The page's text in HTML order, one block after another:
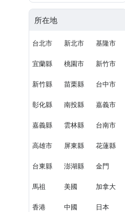
所在地
台北市 新北市 基隆市
宜蘭縣 桃園市 新竹市
新竹縣 苗栗縣 台中市
彰化縣 南投縣 嘉義市
嘉義縣 雲林縣 台南市
高雄市 屏東縣 花蓮縣
台東縣 澎湖縣 金門
馬祖 美國 加拿大
香港 中國 日本